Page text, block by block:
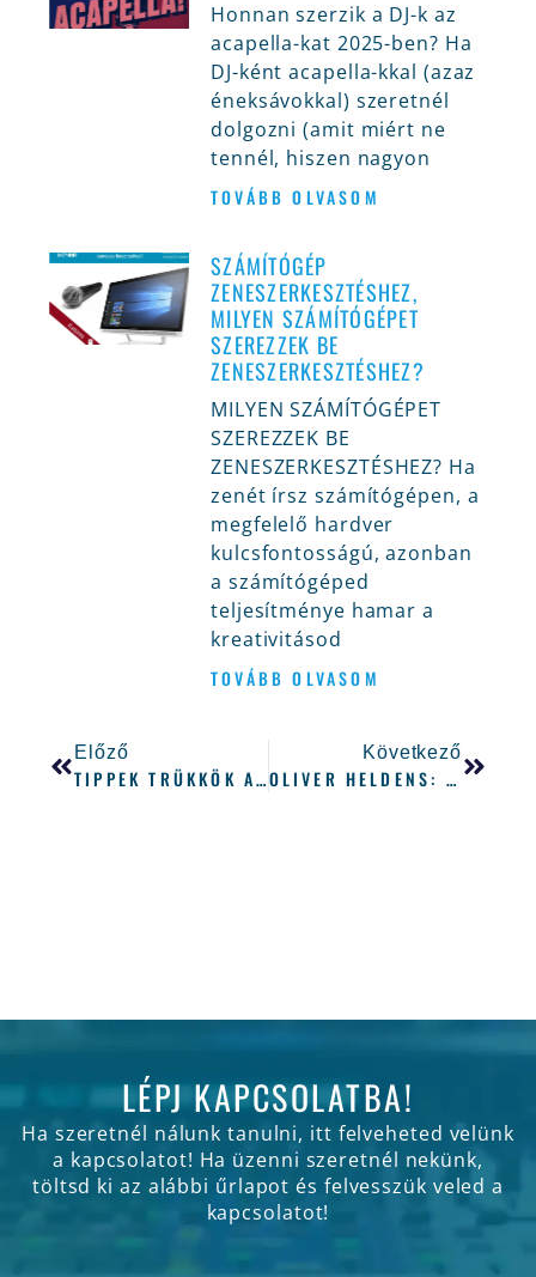
Honnan szerzik a DJ-k az
acapella-kat 2025-ben? Ha
DJ-ként acapella-kkal (azaz
éneksávokkal) szeretnél
dolgozni (amit miért ne
tennél, hiszen nagyon
TOVÁBB OLVASOM
SZÁMÍTÓGÉP
ZENESZERKESZTÉSHEZ,
MILYEN SZÁMÍTÓGÉPET
SZEREZZEK BE
ZENESZERKESZTÉSHEZ?
MILYEN SZÁMÍTÓGÉPET
SZEREZZEK BE
ZENESZERKESZTÉSHEZ? Ha
zenét írsz számítógépen, a
megfelelő hardver
kulcsfontosságú, azonban
a számítógéped
teljesítménye hamar a
kreativitásod
TOVÁBB OLVASOM
Előző
TIPPEK TRÜKKÖK AZ EQUALIZEREK HASZNÁLATÁHOZ
Következő
OLIVER HELDENS: ÍGY ÍROK ZENÉT! INTERJÚ
LÉPJ KAPCSOLATBA!
Ha szeretnél nálunk tanulni, itt felveheted velünk
a kapcsolatot! Ha üzenni szeretnél nekünk,
töltsd ki az alábbi űrlapot és felvesszük veled a
kapcsolatot!